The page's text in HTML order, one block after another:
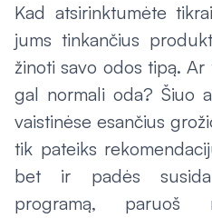
Kad atsirinktumėte
jums tinkančius
žinoti savo odos tipą.
gal normali oda? Šiuo
vaistinėse esančius
tik pateiks
bet ir padės
programą, paruoš